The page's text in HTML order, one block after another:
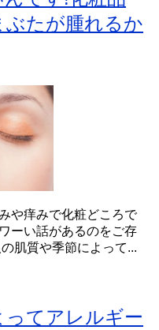
たが腫れるか
や痒みで化粧どころで
ーい話があるのをご存
肌質や季節によって...
てアレルギー